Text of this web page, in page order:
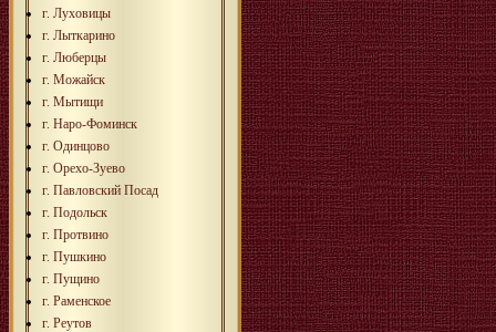
г. Луховицы
г. Лыткарино
г. Люберцы
г. Можайск
г. Мытищи
г. Наро-Фоминск
г. Одинцово
г. Орехо-Зуево
г. Павловский Посад
г. Подольск
г. Протвино
г. Пушкино
г. Пущино
г. Раменское
г. Реутов